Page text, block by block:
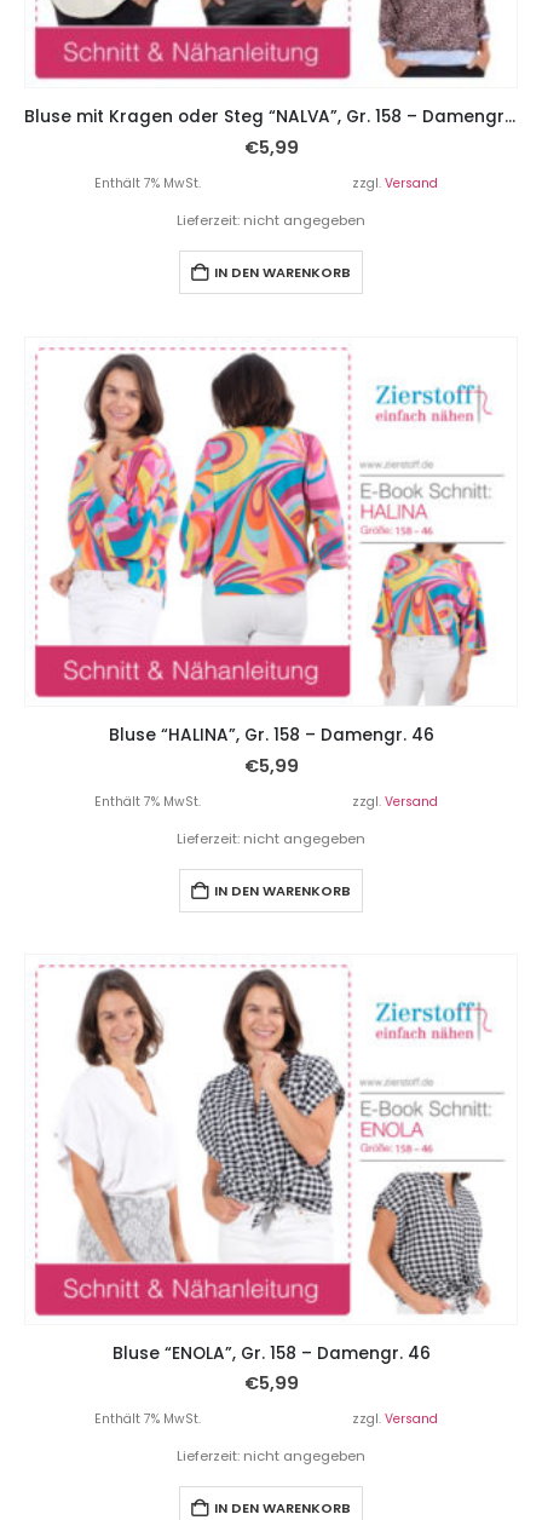
Bluse mit Kragen oder Steg “NALVA”, Gr. 158 – Damengr. 46
€5,99
Enthält 7% MwSt. zzgl. Versand
Lieferzeit: nicht angegeben
IN DEN WARENKORB
Bluse “HALINA”, Gr. 158 – Damengr. 46
€5,99
Enthält 7% MwSt. zzgl. Versand
Lieferzeit: nicht angegeben
IN DEN WARENKORB
Bluse “ENOLA”, Gr. 158 – Damengr. 46
€5,99
Enthält 7% MwSt. zzgl. Versand
Lieferzeit: nicht angegeben
IN DEN WARENKORB